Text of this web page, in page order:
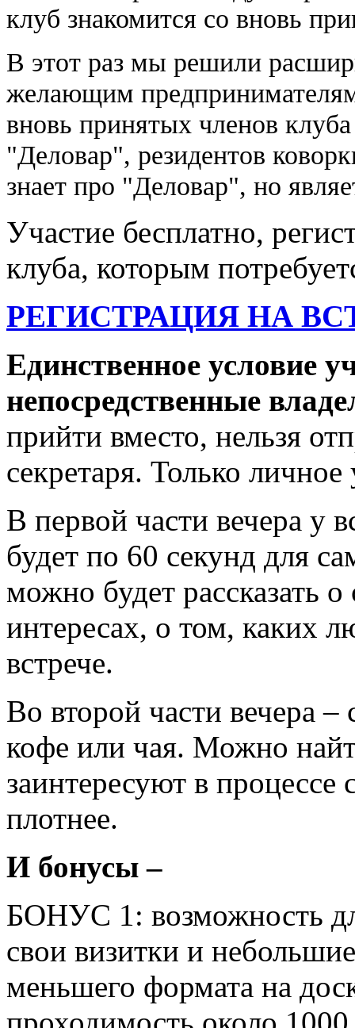
клуб знакомится со вновь
В этот раз мы решили
желающим
вновь принятых членов
"Деловар", резидентов
знает про "Деловар", но
Участие бесплатно,
клуба, которым
РЕГИСТРАЦИЯ НА
Единственное условие
непосредственные
прийти вместо, нельзя
секретаря. Только
В первой части вечера у
будет по 60 секунд для
можно будет рассказать
интересах, о том, каких
встрече.
Во второй части вечера
кофе или чая. Можно
заинтересуют в
плотнее.
И бонусы –
БОНУС 1: возможность
свои визитки и
меньшего формата на